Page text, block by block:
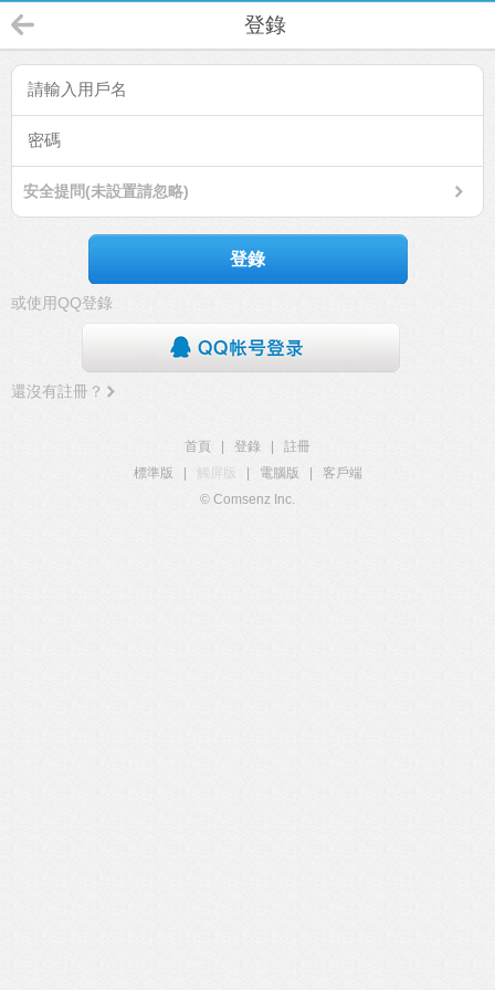
登錄
安全提問(未設置請忽略)
登錄
或使用QQ登錄
還沒有註冊？
首頁 登錄
註冊
標準版
觸屏版 電腦版
客戶端
© Comsenz Inc.